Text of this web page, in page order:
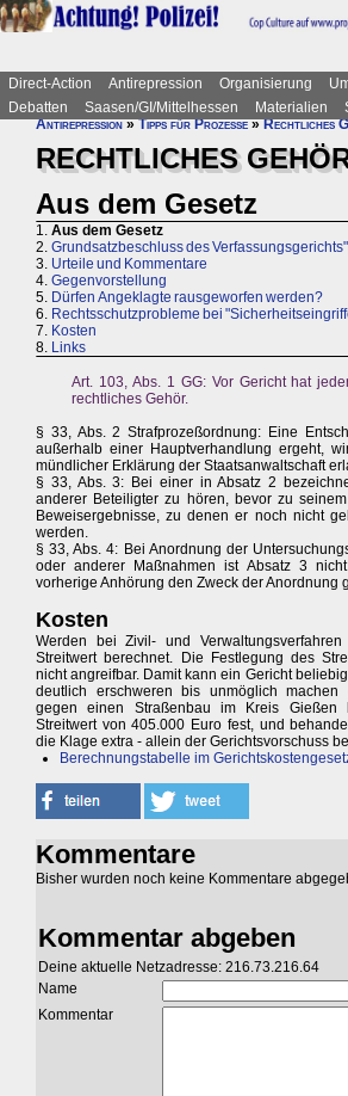
Direct-Action Antirepression Organisierung
Debatten
Saasen/GI/Mittelhessen Materialien
Antirepression»Tipps für Prozesse»Rechtliches
RECHTLICHES
Aus dem Gesetz
1. Aus dem Gesetz
2. Grundsatzbeschluss des
3. Urteile und Kommentare
4. Gegenvorstellung
5. Dürfen Angeklagte rausgeworfen werden?
6. Rechtsschutzprobleme bei
7. Kosten
8. Links
Art. 103, Abs. 1 GG: Vor Gericht hat
rechtliches Gehör.
§ 33, Abs. 2 Strafprozeßordnung: Eine
außerhalb einer Hauptverhandlung ergeht,
mündlicher Erklärung der Staatsanwaltschaft
§ 33, Abs. 3: Bei einer in Absatz 2
anderer Beteiligter zu hören, bevor zu
Beweisergebnisse, zu denen er noch nicht
werden.
§ 33, Abs. 4: Bei Anordnung der
oder anderer Maßnahmen ist Absatz 3
vorherige Anhörung den Zweck der Anordnung
Kosten
Werden bei Zivil- und
Streitwert berechnet. Die Festlegung des
nicht angreifbar. Damit kann ein Gericht
deutlich erschweren bis unmöglich
gegen einen Straßenbau im Kreis Gießen
Streitwert von 405.000 Euro fest, und
die Klage extra - allein der Gerichtsvorschuss
Berechnungstabelle im
Kommentare
Bisher wurden noch keine Kommentare
Kommentar abgeben
Deine aktuelle Netzadresse: 216.73.216.64
Name
Kommentar